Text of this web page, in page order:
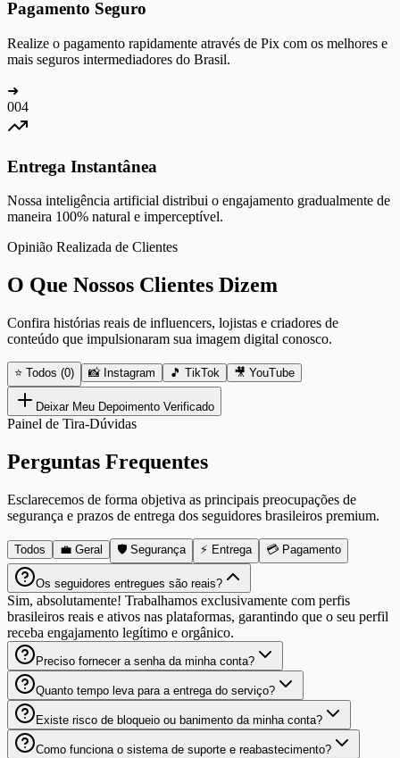
Pagamento Seguro
Realize o pagamento rapidamente através de Pix com os melhores e
mais seguros intermediadores do Brasil.
➜
004
Entrega Instantânea
Nossa inteligência artificial distribui o engajamento gradualmente de
maneira 100% natural e imperceptível.
Opinião Realizada de Clientes
O Que Nossos Clientes Dizem
Confira histórias reais de influencers, lojistas e criadores de
conteúdo que impulsionaram sua imagem digital conosco.
⭐ Todos (0) 📸 Instagram 🎵 TikTok 🎥 YouTube
Deixar Meu Depoimento Verificado
Painel de Tira-Dúvidas
Perguntas Frequentes
Esclarecemos de forma objetiva as principais preocupações de
segurança e prazos de entrega dos seguidores brasileiros premium.
Todos 💼 Geral 🛡️ Segurança ⚡ Entrega 💳 Pagamento
Os seguidores entregues são reais?
Sim, absolutamente! Trabalhamos exclusivamente com perfis
brasileiros reais e ativos nas plataformas, garantindo que o seu perfil
receba engajamento legítimo e orgânico.
Preciso fornecer a senha da minha conta?
Quanto tempo leva para a entrega do serviço?
Existe risco de bloqueio ou banimento da minha conta?
Como funciona o sistema de suporte e reabastecimento?